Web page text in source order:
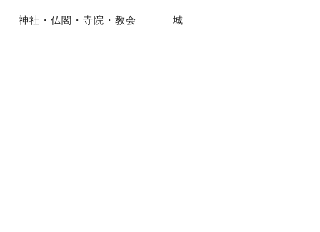
神社・仏閣・寺院・教会 城